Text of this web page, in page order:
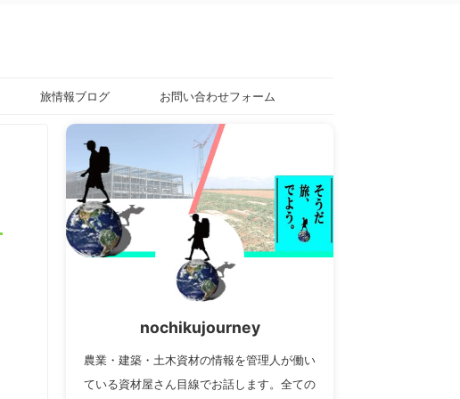
旅情報ブログ お問い合わせフォーム
nochikujourney
農業・建築・土木資材の情報を管理人が働い
ている資材屋さん目線でお話します。全ての